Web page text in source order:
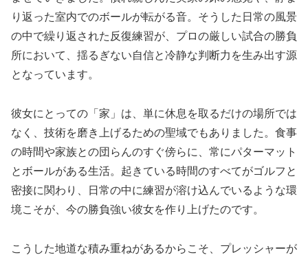
り返った室内でのボールが転がる音。そうした日常の風景
の中で繰り返された反復練習が、プロの厳しい試合の勝負
所において、揺るぎない自信と冷静な判断力を生み出す源
となっています。
彼女にとっての「家」は、単に休息を取るだけの場所では
なく、技術を磨き上げるための聖域でもありました。食事
の時間や家族との団らんのすぐ傍らに、常にパターマット
とボールがある生活。起きている時間のすべてがゴルフと
密接に関わり、日常の中に練習が溶け込んでいるような環
境こそが、今の勝負強い彼女を作り上げたのです。
こうした地道な積み重ねがあるからこそ、プレッシャーが